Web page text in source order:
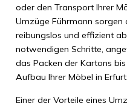
oder den Transport Ihrer
Umzüge Führmann sorgen
reibungslos und effizient
notwendigen Schritte,
das Packen der Kartons
Aufbau Ihrer Möbel in Erfurt.
Einer der Vorteile eines